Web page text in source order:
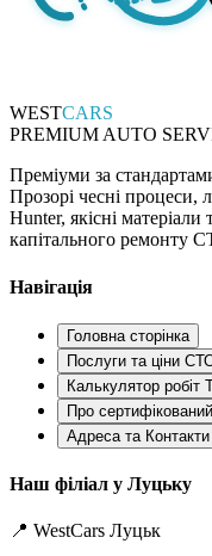
WESTCARS
PREMIUM AUTO
Преміуми за
Прозорі чесні процеси,
Hunter, якісні матеріали
капітального ремонту
Навігація
Головна сторінка
Послуги та ціни
Калькулятор робіт
Про
Адреса та Контакти
Наш філіал у Луцьку
📍 WestCars Луцьк